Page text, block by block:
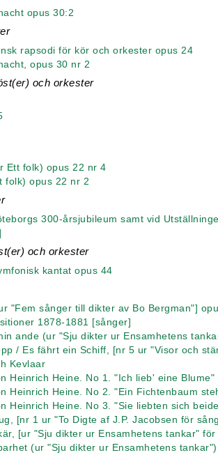
opus 30:2
rapsodi för kör och orkester opus 24
opus 30 nr 2
och orkester
Ett folk) opus 22 nr 4
folk) opus 22 nr 2
300-årsjubileum samt vid
och orkester
kantat opus 44
"Fem sånger till dikter av Bo Bergman"]
1878-1881 [sånger]
ande (ur "Sju dikter ur Ensamhetens
/ Es fährt ein Schiff, [nr 5 ur "Visor och
Kevlaar
Heinrich Heine. No 1. "Ich lieb' eine Blume"
Heinrich Heine. No 2. "Ein Fichtenbaum
Heinrich Heine. No 3. "Sie liebten sich
[nr 1 ur "To Digte af J.P. Jacobsen för
[ur "Sju dikter ur Ensamhetens tankar"
(ur "Sju dikter ur Ensamhetens